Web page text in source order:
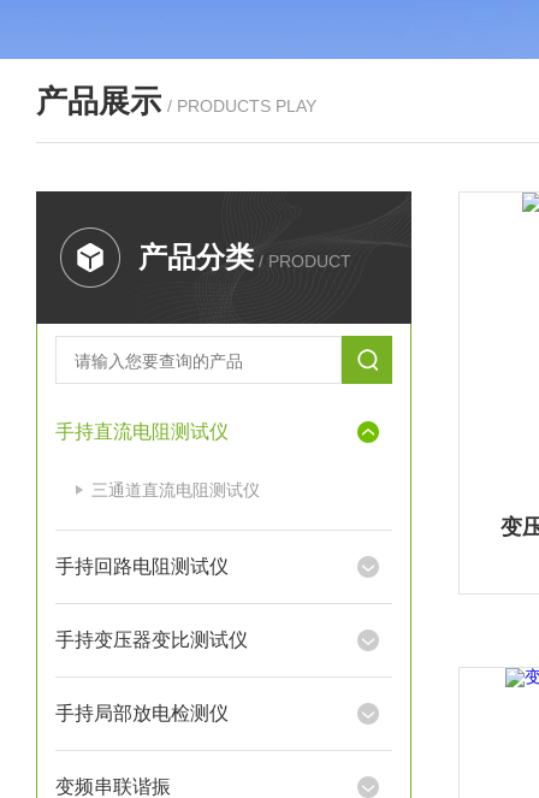
产品展示 / PRODUCTS PLAY
产品分类 / PRODUCT
手持直流电阻测试仪
三通道直流电阻测试仪
手持回路电阻测试仪
手持变压器变比测试仪
手持局部放电检测仪
变频串联谐振
变